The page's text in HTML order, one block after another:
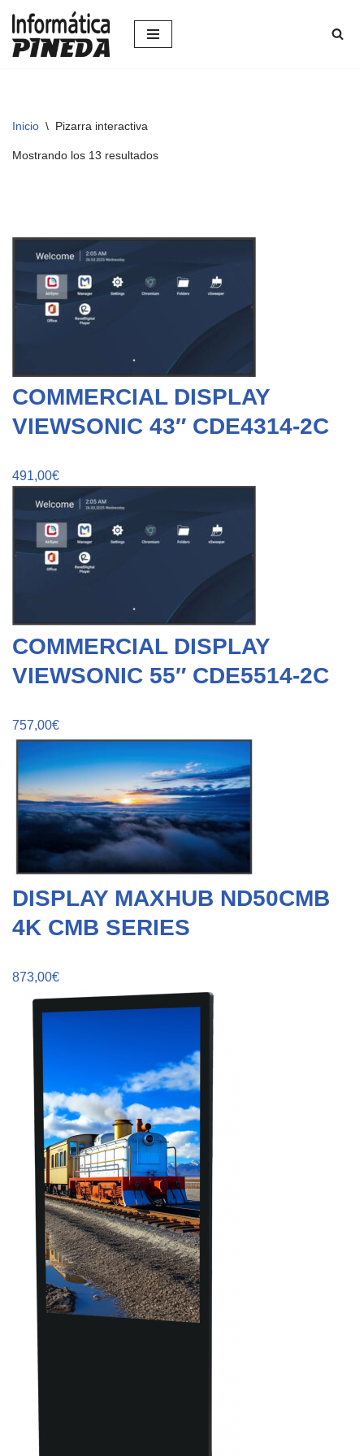
Saltar
Inicio \ Pizarra interactiva
Mostrando los 13 resultados
COMMERCIAL DISPLAY
VIEWSONIC 43″ CDE4314-2C
491,00€
COMMERCIAL DISPLAY
VIEWSONIC 55″ CDE5514-2C
757,00€
DISPLAY MAXHUB ND50CMB
4K CMB SERIES
873,00€